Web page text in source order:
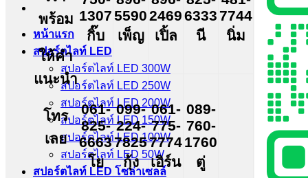
หน้าแรก
สปอร์ตไลท์ LED
สปอร์ตไลท์ LED 300W
สปอร์ตไลท์ LED 250W
สปอร์ตไลท์ LED 200W
สปอร์ตไลท์ LED 150W
สปอร์ตไลท์ LED 100W
สปอร์ตไลท์ LED 50W
สปอร์ตไลท์ LED โซล่าเซลล์
พร้อม
ให้คำ
แนะนำ
โทร
เลย
1307
กิ๊บ
5590
เพ็ญ
2469
เปิ้ล
6333
นี
7744
นิ่ม
061-
825-
6663
โย
099-
224-
7825
กุ้ง
061-
775-
7774
เอิร์น
089-
760-
1760
ตู่